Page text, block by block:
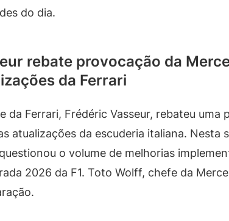
do dia.
rebate provocação da
da Ferrari
da Ferrari, Frédéric Vasseur, rebateu uma
atualizações da escuderia italiana. Nesta
o volume de melhorias
2026 da F1. Toto Wolff, chefe da